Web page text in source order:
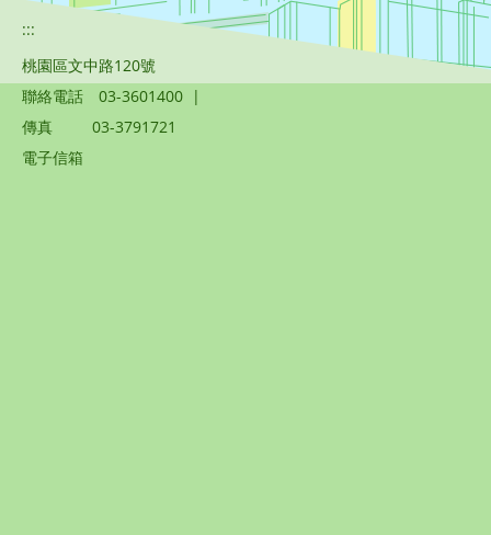
:::
桃園區文中路120號
聯絡電話
03-3601400 |
傳真
03-3791721
電子信箱